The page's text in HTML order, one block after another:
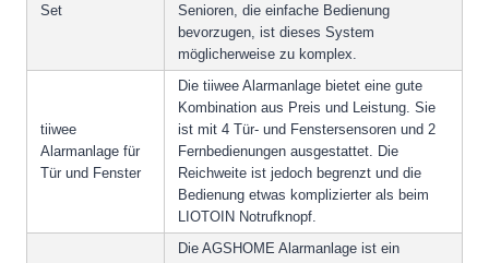
Set
Senioren, die einfache Bedienung
bevorzugen, ist dieses System
möglicherweise zu komplex.
tiiwee
Alarmanlage für
Tür und Fenster
Die tiiwee Alarmanlage bietet eine gute
Kombination aus Preis und Leistung. Sie
ist mit 4 Tür- und Fenstersensoren und 2
Fernbedienungen ausgestattet. Die
Reichweite ist jedoch begrenzt und die
Bedienung etwas komplizierter als beim
LIOTOIN Notrufknopf.
Die AGSHOME Alarmanlage ist ein